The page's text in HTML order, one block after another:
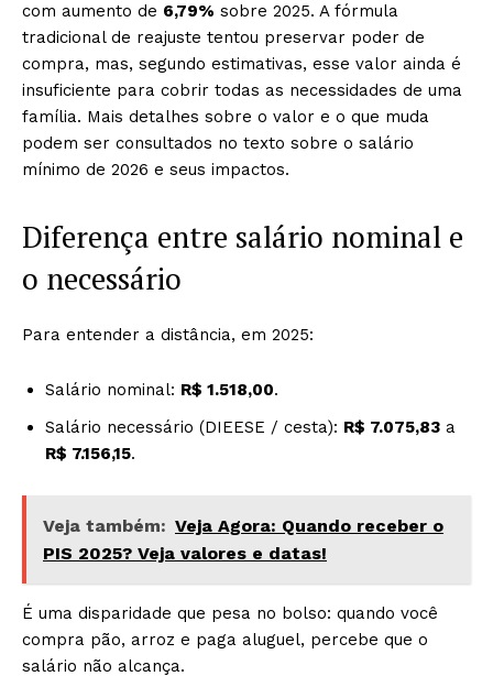
com aumento de 6,79% sobre 2025. A fórmula
tradicional de reajuste tentou preservar poder de
compra, mas, segundo estimativas, esse valor ainda é
insuficiente para cobrir todas as necessidades de uma
família. Mais detalhes sobre o valor e o que muda
podem ser consultados no texto sobre o salário
mínimo de 2026 e seus impactos.
Diferença entre salário nominal e
o necessário
Para entender a distância, em 2025:
Salário nominal: R$ 1.518,00.
Salário necessário (DIEESE / cesta): R$ 7.075,83 a
R$ 7.156,15.
Veja também: Veja Agora: Quando receber o
PIS 2025? Veja valores e datas!
É uma disparidade que pesa no bolso: quando você
compra pão, arroz e paga aluguel, percebe que o
salário não alcança.